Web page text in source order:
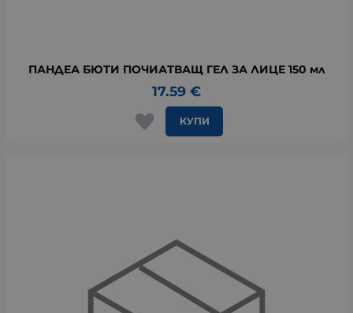
ПАНДЕА БЮТИ ПОЧИАТВАЩ ГЕЛ ЗА ЛИЦЕ 150 мл
17.59 €
КУПИ